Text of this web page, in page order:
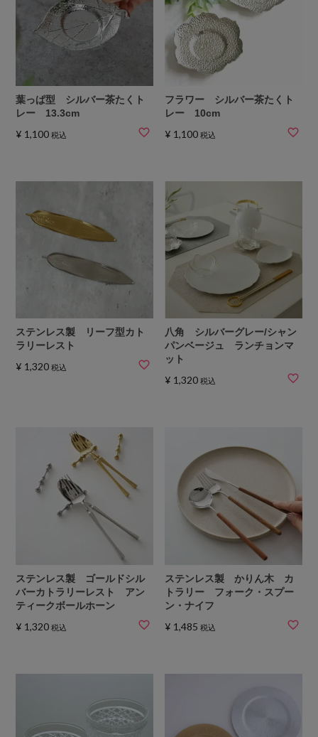
葉っぱ型 シルバー茶たくト
レー 13.3cm
¥ 1,100 税込
フラワー シルバー茶たくト
レー 10cm
¥ 1,100 税込
ステンレス製 リーフ型カト
ラリーレスト
¥ 1,320 税込
八角 シルバーグレー/シャン
パンベージュ ランチョンマ
ット
¥ 1,320 税込
ステンレス製 ゴールドシル
バーカトラリーレスト アン
ティークボールホーン
¥ 1,320 税込
ステンレス製 かりん木 カ
トラリー フォーク・スプー
ン・ナイフ
¥ 1,485 税込